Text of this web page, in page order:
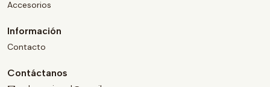
Accesorios
Información
Contacto
Contáctanos